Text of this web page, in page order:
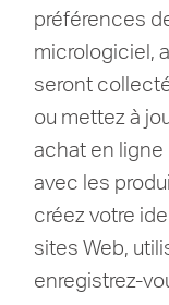
préférences
micrologiciel,
seront
ou mettez à
achat en
avec les
créez votre
sites Web,
enregistrez-